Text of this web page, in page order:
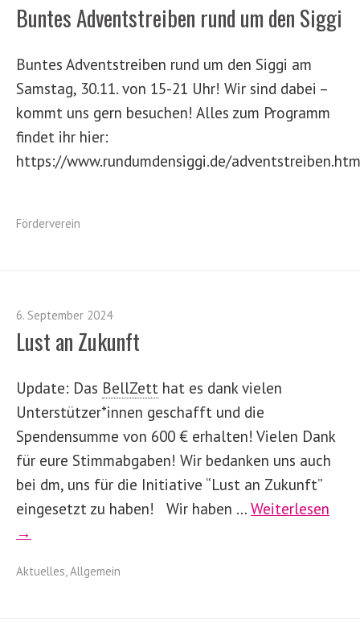
Buntes Adventstreiben rund um den Siggi
Buntes Adventstreiben rund um den Siggi am
Samstag, 30.11. von 15-21 Uhr! Wir sind dabei –
kommt uns gern besuchen! Alles zum Programm
findet ihr hier:
https://www.rundumdensiggi.de/
Förderverein
6. September 2024
Lust an Zukunft
Update: Das BellZett hat es dank vielen
Unterstützer*innen geschafft und die
Spendensumme von 600 € erhalten! Vielen Dank
für eure Stimmabgaben! Wir bedanken uns auch
bei dm, uns für die Initiative “Lust an Zukunft”
eingesetzt zu haben! Wir haben … Weiterlesen
→
Aktuelles,Allgemein